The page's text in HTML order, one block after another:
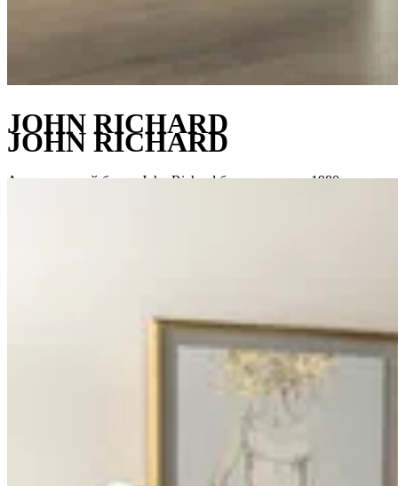
JOHN RICHARD
Американский бренд John Richard был основан в 1980 году.
Бренд John Richard стремится к цветам, природным темам и
абстрактным формам, выходящим за рамки модных течений.
Благодаря единой концепции все элементы — от принтов и
картин до статуэток, декоративных аксессуаров, мягкой и
корпусной мебели — прекрасно гармонируют друг с другом,
создавая цельное и стильное пространство.
Бренд черпает вдохновение из истории и великих культур и
каждый сезон стремится радовать неожиданными и
JOHN RICHARD